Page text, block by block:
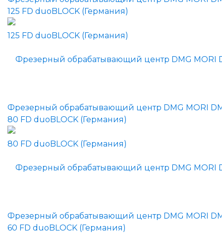
125 FD duoBLOCK (Германия)
Фрезерный обрабатывающий центр DMG MORI
80 FD duoBLOCK (Германия)
Фрезерный обрабатывающий центр DMG MORI
60 FD duoBLOCK (Германия)